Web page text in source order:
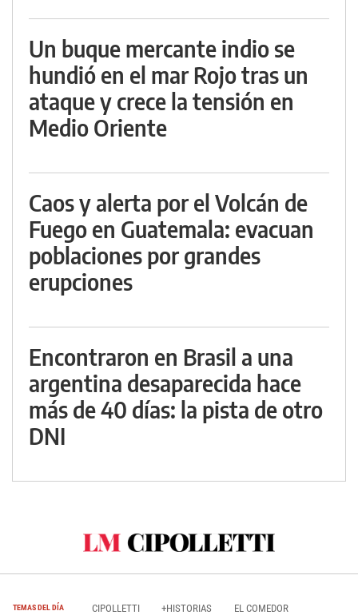
Un buque mercante indio se
hundió en el mar Rojo tras un
ataque y crece la tensión en
Medio Oriente
Caos y alerta por el Volcán de
Fuego en Guatemala: evacuan
poblaciones por grandes
erupciones
Encontraron en Brasil a una
argentina desaparecida hace
más de 40 días: la pista de otro
DNI
TEMAS DEL DÍA CIPOLLETTI +HISTORIAS EL COMEDOR